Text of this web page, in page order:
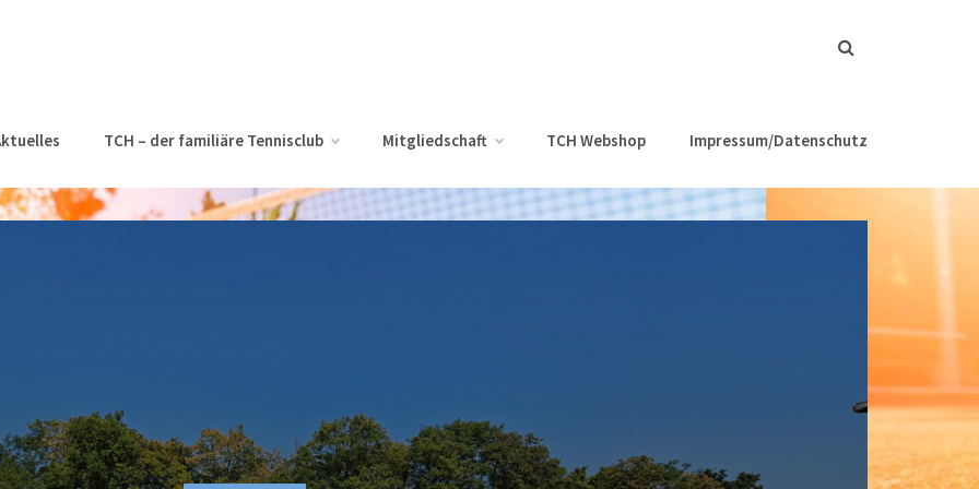
TCH – der familiäre Tennisclub Mitgliedschaft TCH Webshop Impressum/Datenschutz